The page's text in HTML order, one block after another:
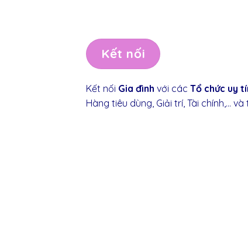
Kết nối
Kết nối Gia đình với các Tổ chức uy
Hàng tiêu dùng, Giải trí, Tài chính,…